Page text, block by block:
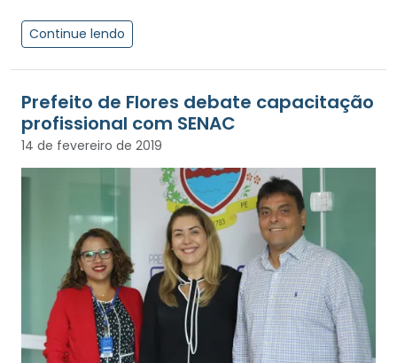
Continue lendo
Prefeito de Flores debate capacitação
profissional com SENAC
14 de fevereiro de 2019